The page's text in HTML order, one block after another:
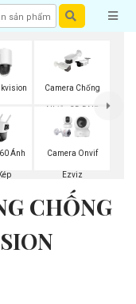
Camera Chống
Nhiễu 3D DNR
Hikvison
Ánh Camera Onvif
Ezviz
CHỐNG